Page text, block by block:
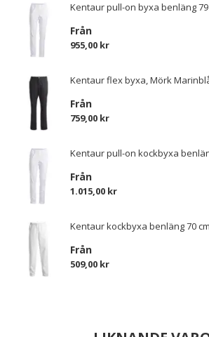
Kentaur pull-on byxa benläng 79
Från
955,00 kr
Kentaur flex byxa, Mörk
Från
759,00 kr
Kentaur pull-on kockbyxa
Från
1.015,00 kr
Kentaur kockbyxa benläng 70
Från
509,00 kr